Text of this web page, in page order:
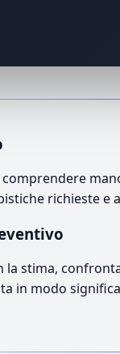
richieste
stima,
in modo